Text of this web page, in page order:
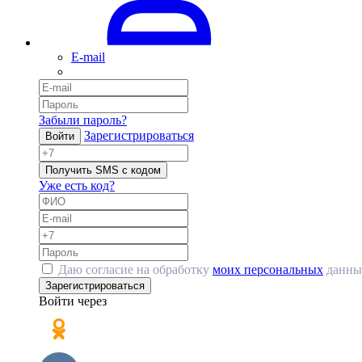
E-mail
Забыли пароль?
Войти Зарегистрироваться
Получить SMS с кодом
Уже есть код?
Даю согласие на обработку моих персональных
Зарегистрироваться
Войти через